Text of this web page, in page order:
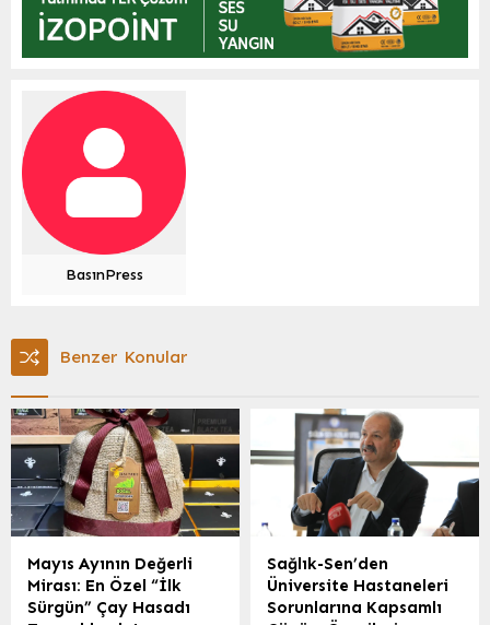
BasınPress
Benzer Konular
Mayıs Ayının Değerli
Mirası: En Özel “İlk
Sürgün” Çay Hasadı
Sağlık-Sen’den
Üniversite Hastaneleri
Sorunlarına Kapsamlı